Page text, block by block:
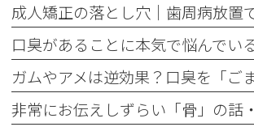
成人矯正の落とし穴｜歯周病放置